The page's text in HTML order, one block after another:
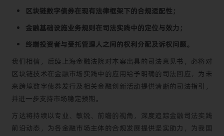
区块链数字债券在现有法律框架下的合规适配性；
金融基础设施业务规则在司法实践中的定位与效力；
终端投资者与受托管理人之间的权利分配及诉权问题。
我们相信，后续上海金融法院对本案出具的司法意见书，必将对
区块链技术在金融市场实践中的应用给予明确的司法回应，为未
来跨境数字债券发行及相关金融创新活动提供清晰的司法指引，
并进一步支持市场稳定预期。
方达将持续以专业、敏锐、前瞻的视角，深度追踪金融司法实践
前沿动态，为各金融市场主体的合规发展提供坚实助力，为我国